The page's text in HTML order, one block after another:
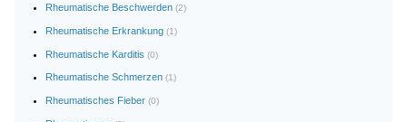
Rheumatische Beschwerden (2)
Rheumatische Erkrankung (1)
Rheumatische Karditis (0)
Rheumatische Schmerzen (1)
Rheumatisches Fieber (0)